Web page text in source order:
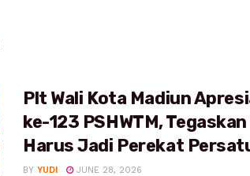
Plt Wali Kota Madiun
ke-123 PSHWTM,
Harus Jadi Perekat
BY YUDI JUNE 28, 2026